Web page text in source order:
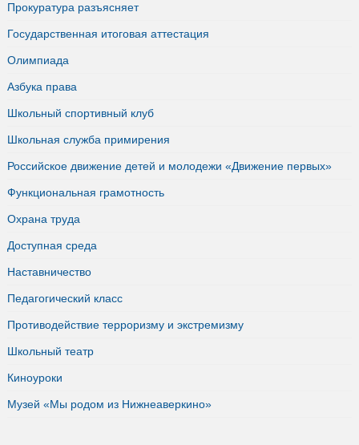
Прокуратура разъясняет
Государственная итоговая аттестация
Олимпиада
Азбука права
Школьный спортивный клуб
Школьная служба примирения
Российское движение детей и молодежи «Движение первых»
Функциональная грамотность
Охрана труда
Доступная среда
Наставничество
Педагогический класс
Противодействие терроризму и экстремизму
Школьный театр
Киноуроки
Музей «Мы родом из Нижнеаверкино»